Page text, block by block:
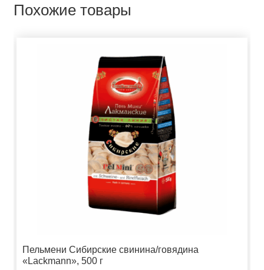
Похожие товары
Пельмени Сибирские свинина/говядина
«Lackmann», 500 г